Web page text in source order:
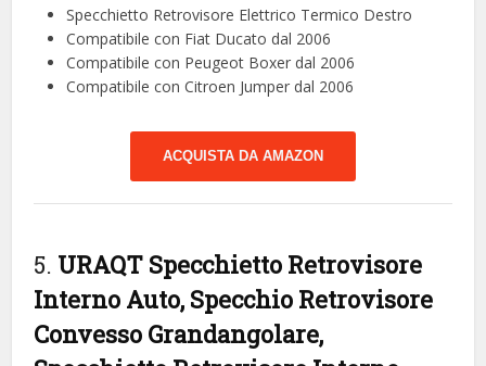
Specchietto Retrovisore Elettrico Termico Destro
Compatibile con Fiat Ducato dal 2006
Compatibile con Peugeot Boxer dal 2006
Compatibile con Citroen Jumper dal 2006
ACQUISTA DA AMAZON
5. URAQT Specchietto Retrovisore
Interno Auto, Specchio Retrovisore
Convesso Grandangolare,